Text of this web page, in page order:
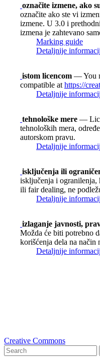
označite izmene, ako
označite ako ste vi
izmene. U 3.0 i
izmena je zahtevano
Marking guide
Detaljnije
istom licencom — You
compatible at https://
Detaljnije
tehnološke mere —
tehnoloških mera,
autorskom pravu.
Detaljnije
isključenja ili
isključenja i ogranilenja,
ili fair dealing, ne
Detaljnije
izlaganje javnosti,
Možda će biti potrebno
korišćenja dela na način
Detaljnije
Creative Commons